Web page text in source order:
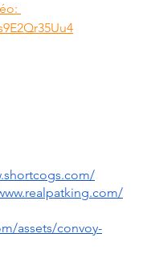
assets/convoy-